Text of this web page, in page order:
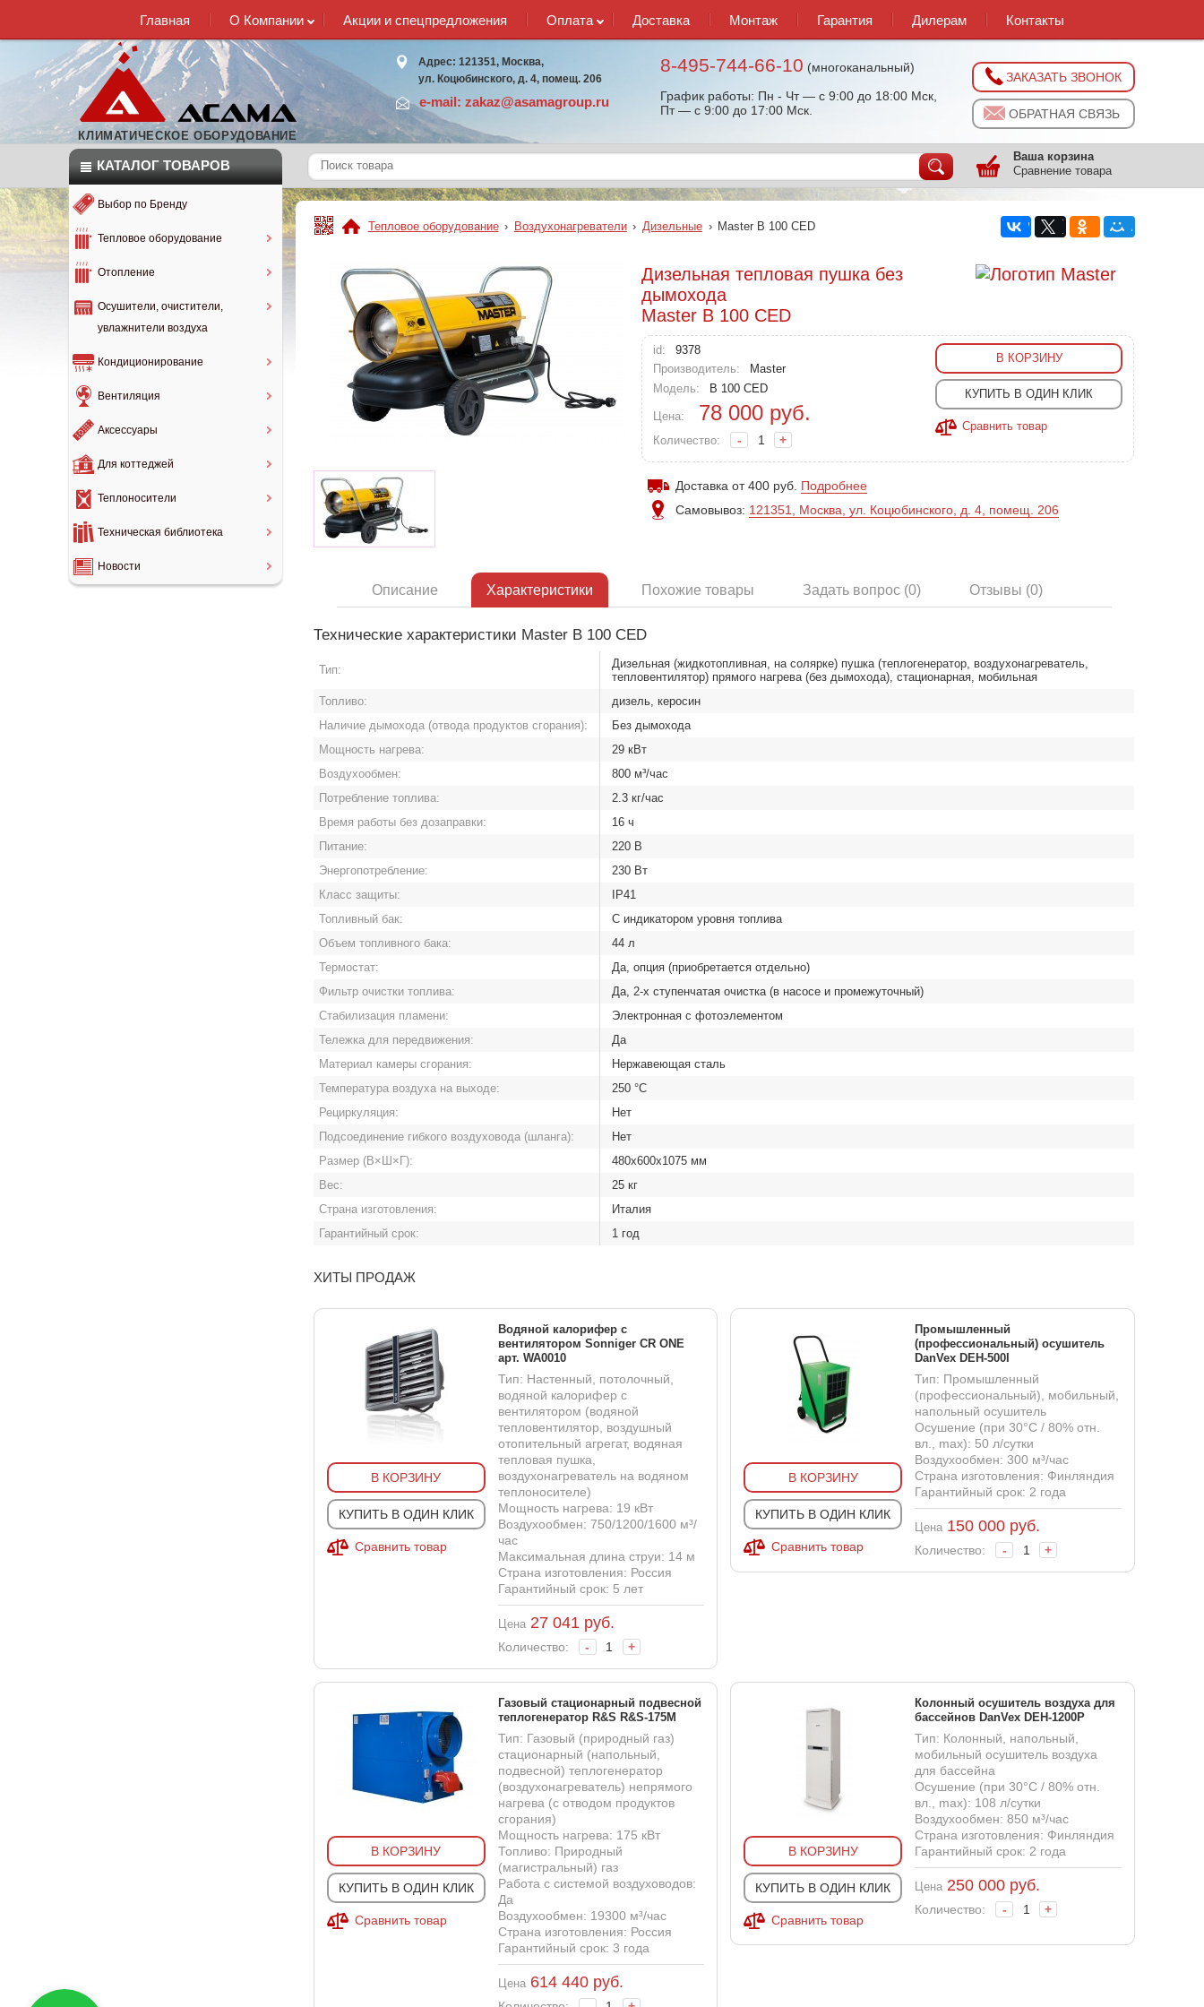
Главная О Компании Акции и спецпредложения Оплата Доставка Монтаж Гарантия Дилерам Контакты
КЛИМАТИЧЕСКОЕ ОБОРУДОВАНИЕ
Адрес: 121351, Москва,
ул. Коцюбинского, д. 4, помещ. 206
e-mail: zakaz@asamagroup.ru
8-495-744-66-10 (многоканальный)
График работы: Пн - Чт — с 9:00 до 18:00 Мск,
Пт — с 9:00 до 17:00 Мск.
ЗАКАЗАТЬ ЗВОНОК
ОБРАТНАЯ СВЯЗЬ
КАТАЛОГ ТОВАРОВ
Ваша корзина
Сравнение товара
Выбор по Бренду
Тепловое оборудование
Отопление
Осушители, очистители,
увлажнители воздуха
Кондиционирование
Вентиляция
Аксессуары
Для коттеджей
Теплоносители
Техническая библиотека
Новости
Тепловое оборудование › Воздухонагреватели › Дизельные › Master B 100 CED
Дизельная тепловая пушка без
дымохода
Master B 100 CED
id:
9378
Производитель:
Master
Модель:
B 100 CED
Цена: 78 000 руб.
Количество: - +
В КОРЗИНУ
КУПИТЬ В ОДИН КЛИК
Сравнить товар
Доставка от 400 руб. Подробнее
Самовывоз: 121351, Москва, ул. Коцюбинского, д. 4, помещ. 206
Описание Характеристики Похожие товары Задать вопрос (0) Отзывы (0)
Технические характеристики Master B 100 CED
Тип:
Дизельная (жидкотопливная, на солярке) пушка (теплогенератор, воздухонагреватель,
тепловентилятор) прямого нагрева (без дымохода), стационарная, мобильная
Топливо:
дизель, керосин
Наличие дымохода (отвода продуктов сгорания):
Без дымохода
Мощность нагрева:
29 кВт
Воздухообмен:
800 м³/час
Потребление топлива:
2.3 кг/час
Время работы без дозаправки:
16 ч
Питание:
220 В
Энергопотребление:
230 Вт
Класс защиты:
IP41
Топливный бак:
С индикатором уровня топлива
Объем топливного бака:
44 л
Термостат:
Да, опция (приобретается отдельно)
Фильтр очистки топлива:
Да, 2-х ступенчатая очистка (в насосе и промежуточный)
Стабилизация пламени:
Электронная с фотоэлементом
Тележка для передвижения:
Да
Материал камеры сгорания:
Нержавеющая сталь
Температура воздуха на выходе:
250 °C
Рециркуляция:
Нет
Подсоединение гибкого воздуховода (шланга):
Нет
Размер (В×Ш×Г):
480х600х1075 мм
Вес:
25 кг
Страна изготовления:
Италия
Гарантийный срок:
1 год
ХИТЫ ПРОДАЖ
В КОРЗИНУ
КУПИТЬ В ОДИН КЛИК
Сравнить товар
Водяной калорифер с
вентилятором Sonniger CR ONE
арт. WA0010
Тип: Настенный, потолочный,
водяной калорифер с
вентилятором (водяной
тепловентилятор, воздушный
отопительный агрегат, водяная
тепловая пушка,
воздухонагреватель на водяном
теплоносителе)
Мощность нагрева: 19 кВт
Воздухообмен: 750/1200/1600 м³/
час
Максимальная длина струи: 14 м
Страна изготовления: Россия
Гарантийный срок: 5 лет
Цена 27 041руб.
Количество: - +
В КОРЗИНУ
КУПИТЬ В ОДИН КЛИК
Сравнить товар
Промышленный
(профессиональный) осушитель
DanVex DEH-500I
Тип: Промышленный
(профессиональный), мобильный,
напольный осушитель
Осушение (при 30°С / 80% отн.
вл., max): 50 л/сутки
Воздухообмен: 300 м³/час
Страна изготовления: Финляндия
Гарантийный срок: 2 года
Цена 150 000 руб.
Количество: - +
В КОРЗИНУ
КУПИТЬ В ОДИН КЛИК
Сравнить товар
Газовый стационарный подвесной
теплогенератор R&S R&S-175M
Тип: Газовый (природный газ)
стационарный (напольный,
подвесной) теплогенератор
(воздухонагреватель) непрямого
нагрева (с отводом продуктов
сгорания)
Мощность нагрева: 175 кВт
Топливо: Природный
(магистральный) газ
Работа с системой воздуховодов:
Да
Воздухообмен: 19300 м³/час
Страна изготовления: Россия
Гарантийный срок: 3 года
Цена 614 440руб.
В КОРЗИНУ
КУПИТЬ В ОДИН КЛИК
Сравнить товар
Колонный осушитель воздуха для
бассейнов DanVex DEH-1200P
Тип: Колонный, напольный,
мобильный осушитель воздуха
для бассейна
Осушение (при 30°С / 80% отн.
вл., max): 108 л/сутки
Воздухообмен: 850 м³/час
Страна изготовления: Финляндия
Гарантийный срок: 2 года
Цена 250 000 руб.
Количество: - +